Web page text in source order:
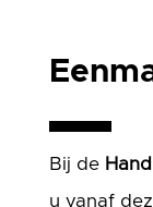
Bij de
u vanaf